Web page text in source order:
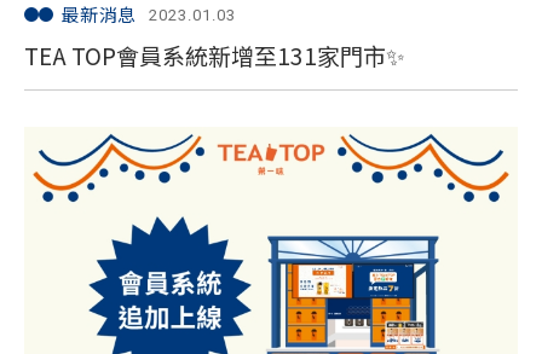
最新消息 2023.01.03
TEA TOP會員系統新增至131家門市✨